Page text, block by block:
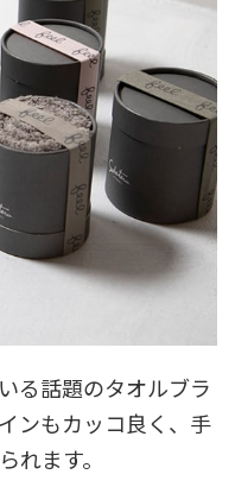
る話題のタオルブラ
ンもカッコ良く、手
れます。